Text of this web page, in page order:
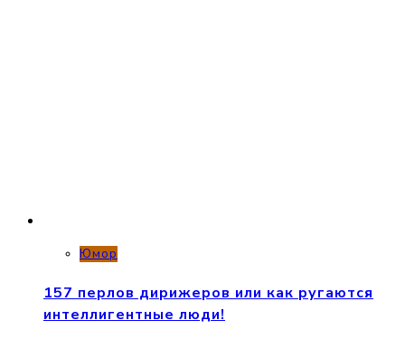
Юмор
157 перлов дирижеров или как ругаются
интеллигентные люди!